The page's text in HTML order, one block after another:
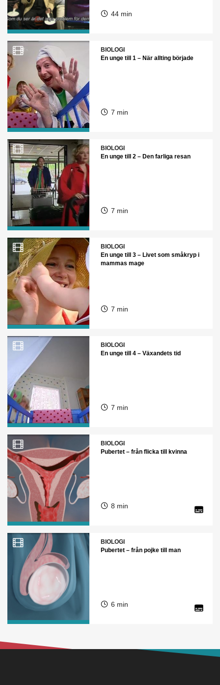
44 min
BIOLOGI
En unge till 1 – När allting började
7 min
BIOLOGI
En unge till 2 – Den farliga resan
7 min
BIOLOGI
En unge till 3 – Livet som småkryp i
mammas mage
7 min
BIOLOGI
En unge till 4 – Växandets tid
7 min
BIOLOGI
Pubertet – från flicka till kvinna
8 min
BIOLOGI
Pubertet – från pojke till man
6 min